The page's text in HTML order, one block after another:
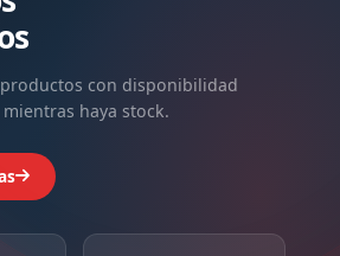
con disponibilidad
haya stock.